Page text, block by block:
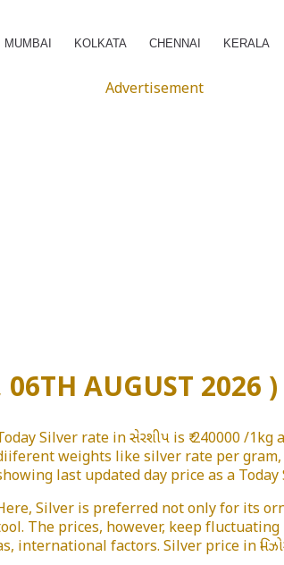
MUMBAI KOLKATA CHENNAI KERALA
Advertisement
AUGUST 2026 )
Silver rate in સેરશીપ is ₹ 240000 /
weights like silver rate per
last updated day price as a
Silver is preferred not only for its
The prices, however, keep
international factors. Silver price in